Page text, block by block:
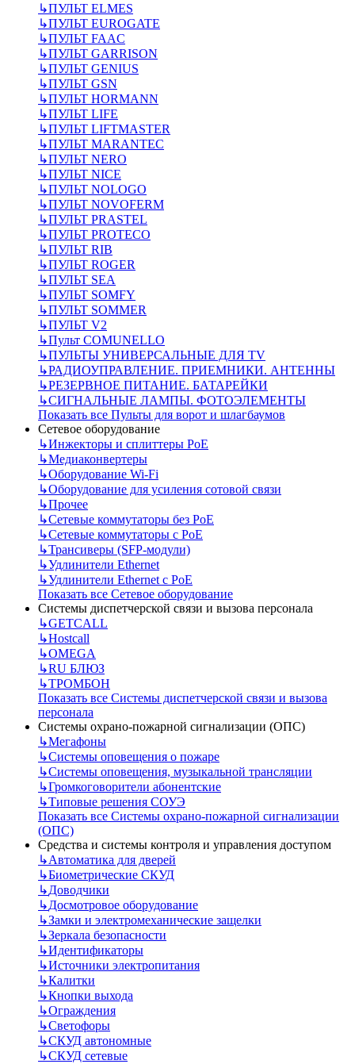
↳ПУЛЬТ ELMES
↳ПУЛЬТ EUROGATE
↳ПУЛЬТ FAAC
↳ПУЛЬТ GARRISON
↳ПУЛЬТ GENIUS
↳ПУЛЬТ GSN
↳ПУЛЬТ HORMANN
↳ПУЛЬТ LIFE
↳ПУЛЬТ LIFTMASTER
↳ПУЛЬТ MARANTEC
↳ПУЛЬТ NERO
↳ПУЛЬТ NICE
↳ПУЛЬТ NOLOGO
↳ПУЛЬТ NOVOFERM
↳ПУЛЬТ PRASTEL
↳ПУЛЬТ PROTECO
↳ПУЛЬТ RIB
↳ПУЛЬТ ROGER
↳ПУЛЬТ SEA
↳ПУЛЬТ SOMFY
↳ПУЛЬТ SOMMER
↳ПУЛЬТ V2
↳Пульт СOMUNELLO
↳ПУЛЬТЫ УНИВЕРСАЛЬНЫЕ ДЛЯ TV
↳РАДИОУПРАВЛЕНИЕ. ПРИЕМНИКИ. АНТЕННЫ
↳РЕЗЕРВНОЕ ПИТАНИЕ. БАТАРЕЙКИ
↳СИГНАЛЬНЫЕ ЛАМПЫ. ФОТОЭЛЕМЕНТЫ
Показать все Пульты для ворот и шлагбаумов
Сетевое оборудование
↳Инжекторы и сплиттеры РоЕ
↳Медиаконвертеры
↳Оборудование Wi-Fi
↳Оборудование для усиления сотовой связи
↳Прочее
↳Сетевые коммутаторы без РоЕ
↳Сетевые коммутаторы с РоЕ
↳Трансиверы (SFP-модули)
↳Удлинители Ethernet
↳Удлинители Ethernet с PoE
Показать все Сетевое оборудование
Системы диспетчерской связи и вызова персонала
↳GETCALL
↳Hostcall
↳OMEGA
↳RU БЛЮЗ
↳ТРОМБОН
Показать все Системы диспетчерской связи и вызова
персонала
Системы охрано-пожарной сигнализации (ОПС)
↳Мегафоны
↳Системы оповещения о пожаре
↳Системы оповещения, музыкальной трансляции
↳Громкоговорители абонентские
↳Типовые решения СОУЭ
Показать все Системы охрано-пожарной сигнализации
(ОПС)
Средства и системы контроля и управления доступом
↳Автоматика для дверей
↳Биометрические СКУД
↳Доводчики
↳Досмотровое оборудование
↳Замки и электромеханические защелки
↳Зеркала безопасности
↳Идентификаторы
↳Источники электропитания
↳Калитки
↳Кнопки выхода
↳Ограждения
↳Светофоры
↳СКУД автономные
↳СКУД сетевые